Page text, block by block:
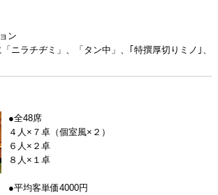
ン
ニラチヂミ」、「タン中」、｢特撰厚切りミノ｣、
●全48席
４人×７卓（個室風×２）
６人×２卓
８人×１卓
●平均客単価4000円